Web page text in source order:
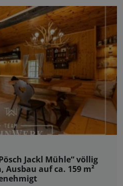
Jackl Mühle“ völlig
Ausbau auf ca. 159 m²